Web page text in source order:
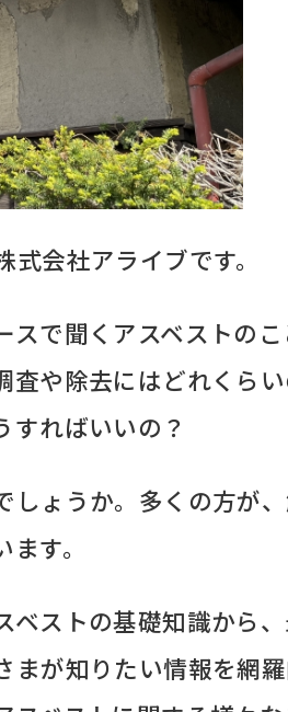
会社アライブです。
スで聞くアスベストの
査や除去にはどれくら
すればいいの？
ょうか。多くの方が
す。
ベストの基礎知識から
が知りたい情報を網